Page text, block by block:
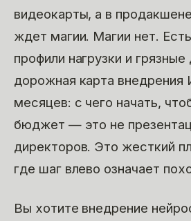
видеокарты, а в
ждет магии. Магии нет.
профили нагрузки и
дорожная карта внедрения
месяцев: с чего начать,
бюджет — это не
директоров. Это жесткий
где шаг влево означает
Вы хотите внедрение